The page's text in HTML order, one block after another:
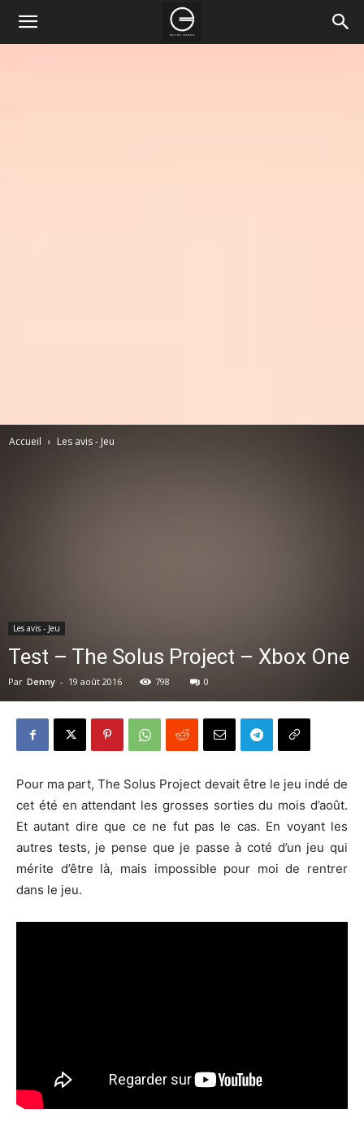
Accueil Les avis - Jeu
Les avis - Jeu
Test – The Solus Project – Xbox One
Par Denny - 19 août 2016 798 0
Pour ma part, The Solus Project devait être le jeu indé de
cet été en attendant les grosses sorties du mois d’août.
Et autant dire que ce ne fut pas le cas. En voyant les
autres tests, je pense que je passe à coté d’un jeu qui
mérite d’être là, mais impossible pour moi de rentrer
dans le jeu.